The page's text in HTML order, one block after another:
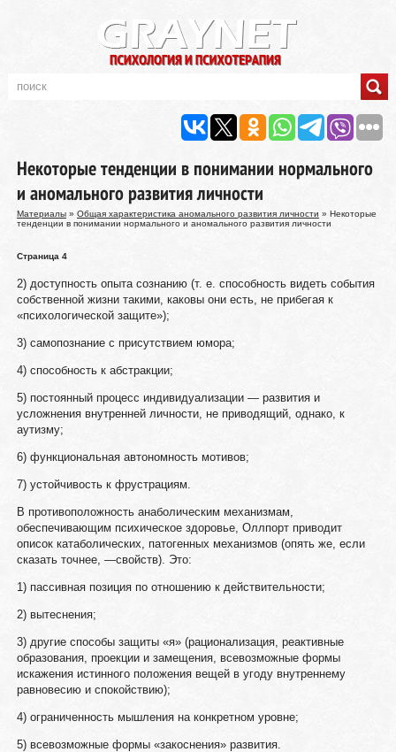
Некоторые тенденции в понимании нормального
и аномального развития личности
Материалы» Общая характеристика аномального развития личности » Некоторые
тенденции в понимании нормального и аномального развития личности
Страница 4
2) доступность опыта сознанию (т. е. способность видеть события
собственной жизни такими, каковы они есть, не прибегая к
«психологической защите»);
3) самопознание с присутствием юмора;
4) способность к абстракции;
5) постоянный процесс индивидуализации — развития и
усложнения внутренней личности, не приводящий, однако, к
аутизму;
6) функциональная автономность мотивов;
7) устойчивость к фрустрациям.
В противоположность анаболическим механизмам,
обеспечивающим психическое здоровье, Оллпорт приводит
описок катаболических, патогенных механизмов (опять же, если
сказать точнее, —свойств). Это:
1) пассивная позиция по отношению к действительности;
2) вытеснения;
3) другие способы защиты «я» (рационализация, реактивные
образования, проекции и замещения, всевозможные формы
искажения истинного положения вещей в угоду внутреннему
равновесию и спокойствию);
4) ограниченность мышления на конкретном уровне;
5) всевозможные формы «закоснения» развития.